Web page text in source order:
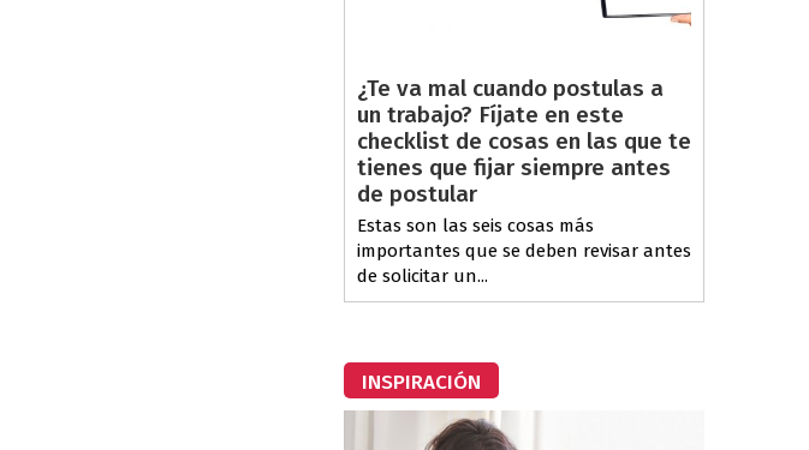
¿Te va mal cuando postulas a
un trabajo? Fíjate en este
checklist de cosas en las que te
tienes que fijar siempre antes
de postular
Estas son las seis cosas más
importantes que se deben revisar antes
de solicitar un...
INSPIRACIÓN